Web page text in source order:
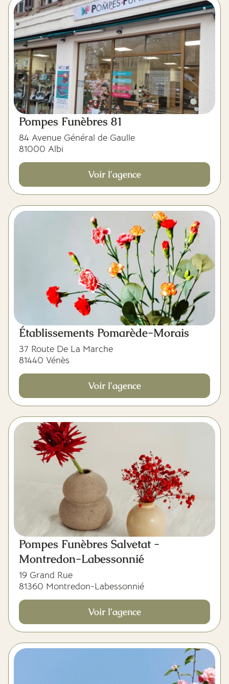
Pompes Funèbres 81
84 Avenue Général de Gaulle
81000 Albi
Voir l'agence
Établissements Pomarède-Morais
37 Route De La Marche
81440 Vénès
Voir l'agence
Pompes Funèbres Salvetat -
Montredon-Labessonnié
19 Grand Rue
81360 Montredon-Labessonnié
Voir l'agence